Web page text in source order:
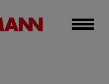
Toggle